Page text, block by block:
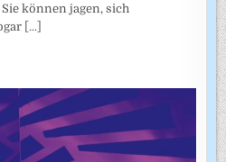
können jagen, sich
[...]